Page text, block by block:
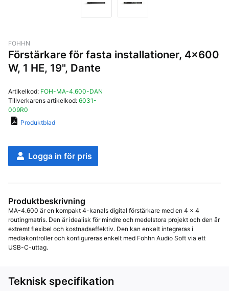
FOHHN
Förstärkare för fasta installationer, 4x600
W, 1 HE, 19", Dante
Artikelkod: FOH-MA-4.600-DAN
Tillverkarens artikelkod: 6031-
009R0
Produktblad
Logga in för pris
Produktbeskrivning
MA-4.600 är en kompakt 4-kanals digital förstärkare med en 4 × 4
routingmatris. Den är idealisk för mindre och medelstora projekt och den är
extremt flexibel och kostnadseffektiv. Den kan enkelt integreras i
mediakontroller och konfigureras enkelt med Fohhn Audio Soft via ett
USB-C-uttag.
Teknisk specifikation